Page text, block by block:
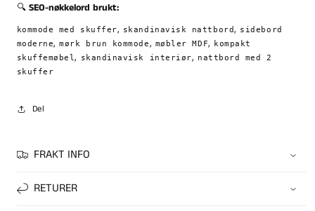
🔍 SEO-nøkkelord brukt:
kommode med skuffer, skandinavisk nattbord, sidebord
moderne,mørk brun kommode, møbler MDF,
kompakt
skuffemøbel, skandinavisk interiør, nattbord med 2
skuffer
Del
FRAKT INFO
RETURER